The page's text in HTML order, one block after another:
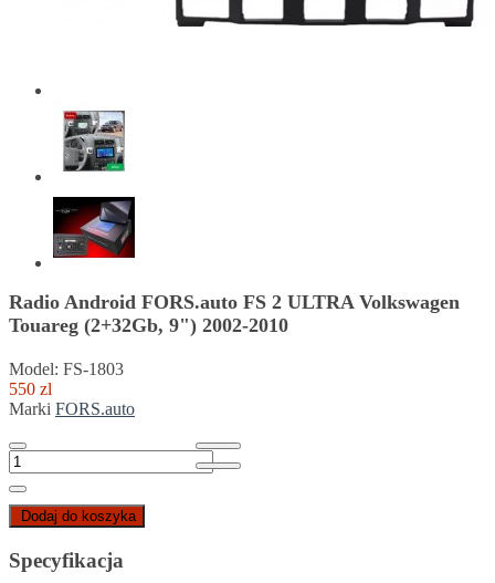
Radio Android FORS.auto FS 2 ULTRA Volkswagen
Touareg (2+32Gb, 9") 2002-2010
Model: FS-1803
550 zl
Marki FORS.auto
Dodaj do koszyka
Specyfikacja